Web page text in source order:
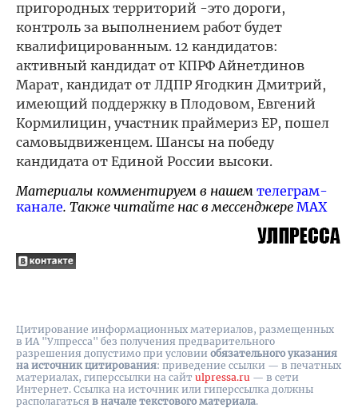
пригородных территорий -это дороги,
контроль за выполнением работ будет
квалифицированным. 12 кандидатов:
активный кандидат от КПРФ Айнетдинов
Марат, кандидат от ЛДПР Ягодкин Дмитрий,
имеющий поддержку в Плодовом, Евгений
Кормилицин, участник праймериз ЕР, пошел
самовыдвиженцем. Шансы на победу
кандидата от Единой России высоки.
Материалы комментируем в нашем телеграм-
канале. Также читайте нас в мессенджере MAX
Цитирование информационных материалов, размещенных
в ИА "Улпресса" без получения предварительного
разрешения допустимо при условии обязательного указания
на источник цитирования: приведение ссылки — в печатных
материалах, гиперссылки на cайт ulpressa.ru — в сети
Интернет. Ссылка на источник или гиперссылка должны
располагаться в начале текстового материала.